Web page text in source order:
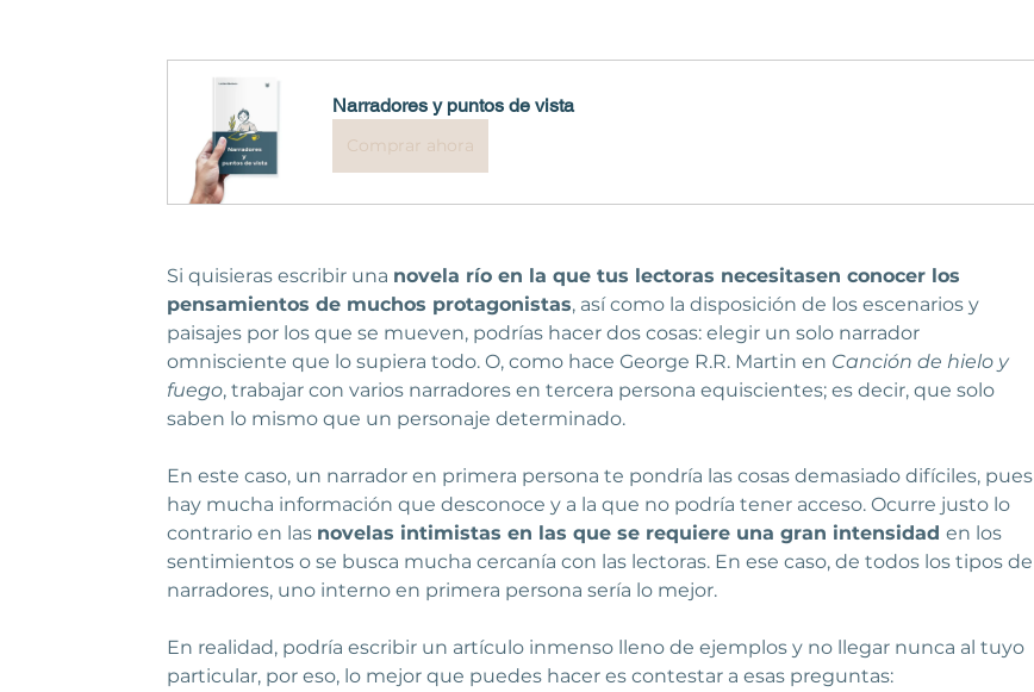
Narradores y puntos de vista
Comprar ahora
Si quisieras escribir una novela río en la que tus lectoras necesitasen conocer los
pensamientos de muchos protagonistas, así como la disposición de los escenarios y
paisajes por los que se mueven, podrías hacer dos cosas: elegir un solo narrador
omnisciente que lo supiera todo. O, como hace George R.R. Martin en Canción de hielo y
fuego, trabajar con varios narradores en tercera persona equiscientes; es decir, que solo
saben lo mismo que un personaje determinado.
En este caso, un narrador en primera persona te pondría las cosas demasiado difíciles, pues
hay mucha información que desconoce y a la que no podría tener acceso. Ocurre justo lo
contrario en las novelas intimistas en las que se requiere una gran intensidad en los
sentimientos o se busca mucha cercanía con las lectoras. En ese caso, de todos los tipos de
narradores, uno interno en primera persona sería lo mejor.
En realidad, podría escribir un artículo inmenso lleno de ejemplos y no llegar nunca al tuyo
particular, por eso, lo mejor que puedes hacer es contestar a esas preguntas: